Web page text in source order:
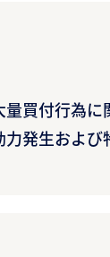
量買付行為に
発生および